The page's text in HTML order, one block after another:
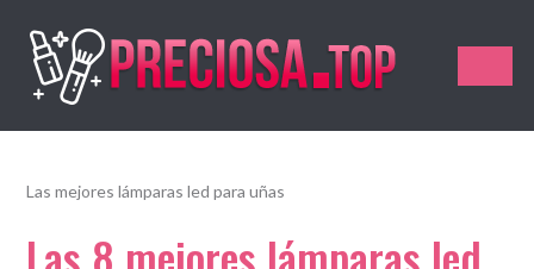
Preciosa.Top
Las mejores lámparas led para uñas